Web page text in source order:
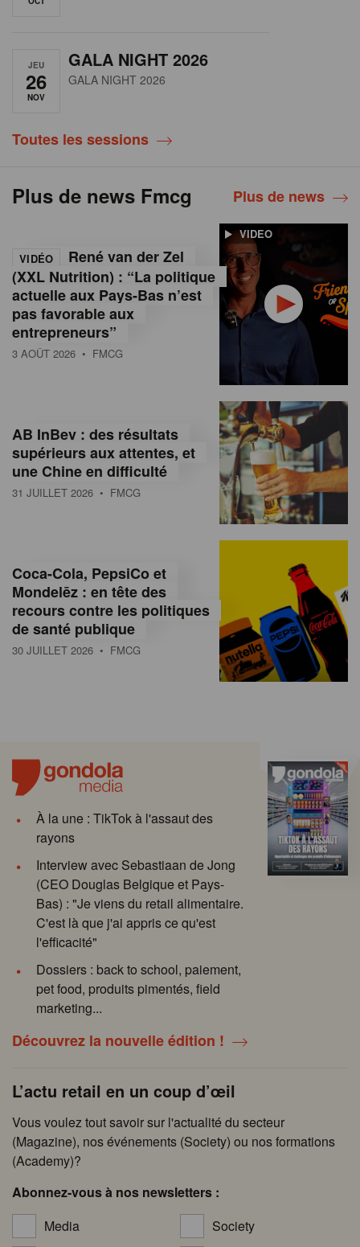
JEU
26
NOV
GALA NIGHT 2026
GALA NIGHT 2026
Toutes les sessions
Plus de news Fmcg Plus de news
VIDEO
VIDÉO
René van der Zel
(XXL Nutrition) : “La politique
actuelle aux Pays-Bas n’est
pas favorable aux
entrepreneurs”
3 AOÛT 2026 • FMCG
AB InBev : des résultats
supérieurs aux attentes, et
une Chine en difficulté
31 JUILLET 2026 • FMCG
Coca-Cola, PepsiCo et
Mondelēz : en tête des
recours contre les politiques
de santé publique
30 JUILLET 2026 • FMCG
À la une : TikTok à l'assaut des
rayons
Interview avec Sebastiaan de Jong
(CEO Douglas Belgique et Pays-
Bas) : "Je viens du retail alimentaire.
C'est là que j'ai appris ce qu'est
l'efficacité"
Dossiers : back to school, paiement,
pet food, produits pimentés, field
marketing...
Découvrez la nouvelle édition !
L’actu retail en un coup d’œil
Vous voulez tout savoir sur l'actualité du secteur
(Magazine), nos événements (Society) ou nos formations
(Academy)?
Abonnez-vous à nos newsletters :
Media
Society